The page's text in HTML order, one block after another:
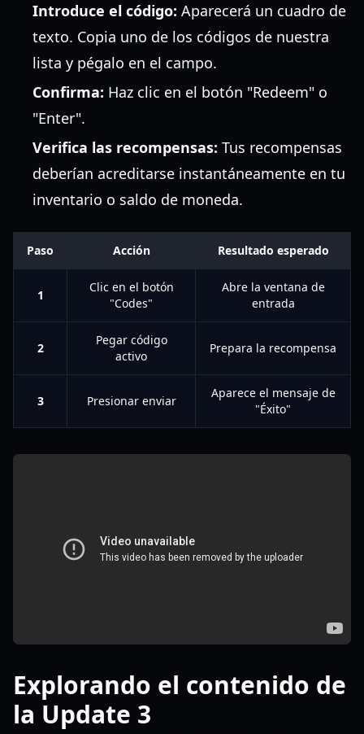
Introduce el código: Aparecerá un cuadro de
texto. Copia uno de los códigos de nuestra
lista y pégalo en el campo.
Confirma: Haz clic en el botón "Redeem" o
"Enter".
Verifica las recompensas: Tus recompensas
deberían acreditarse instantáneamente en tu
inventario o saldo de moneda.
Paso Acción Resultado esperado
1
Clic en el botón
"Codes"
Abre la ventana de
entrada
2
Pegar código
activo
Prepara la recompensa
3 Presionar enviar
Aparece el mensaje de
"Éxito"
Explorando el contenido de
la Update 3